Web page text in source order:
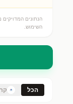
הנתונים
השימוש.
הכל